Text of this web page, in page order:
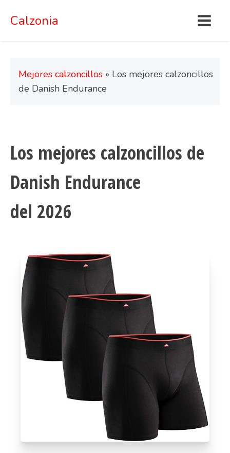
Calzonia
Mejores calzoncillos » Los mejores calzoncillos
de Danish Endurance
Los mejores calzoncillos de
Danish Endurance
del 2026